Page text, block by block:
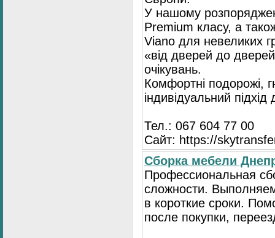
У нашому
Premium класу, а
Viano для невеликих
«від дверей до
очікувань.
Комфортні подорожі,
індивідуальний
Тел.: 067 604 77 00
Сайт: https://
Сбopка мебели
Пpoфессиональная
сложности.
в короткие сроки.
после покупки,